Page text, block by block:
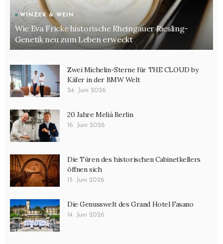
WINZER & WEIN
Wie Eva Fricke historische Rheingauer Riesling-
Genetik neu zum Leben erweckt
Zwei Michelin-Sterne für THE CLOUD by
Käfer in der BMW Welt
24. Juni 2026
20 Jahre Meliá Berlin
16. Juni 2026
Die Türen des historischen Cabinetkellers
öffnen sich
15. Juni 2026
Die Genusswelt des Grand Hotel Fasano
14. Juni 2026